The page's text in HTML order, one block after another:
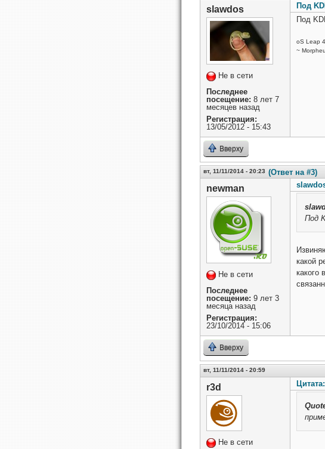
slawdos
Не в сети
Последнее
посещение: 8 лет 7
месяцев назад
Регистрация:
13/05/2012 - 15:43
Под
Под
oS Leap
~
Вверху
вт, 11/11/2014 - 20:23 (Ответ на #3)
newman
Не в сети
Последнее
посещение: 9 лет 3
месяца назад
Регистрация:
23/10/2014 - 15:06
Под
какой
какого
Вверху
вт, 11/11/2014 - 20:59
r3d
Не в сети
Цитата: